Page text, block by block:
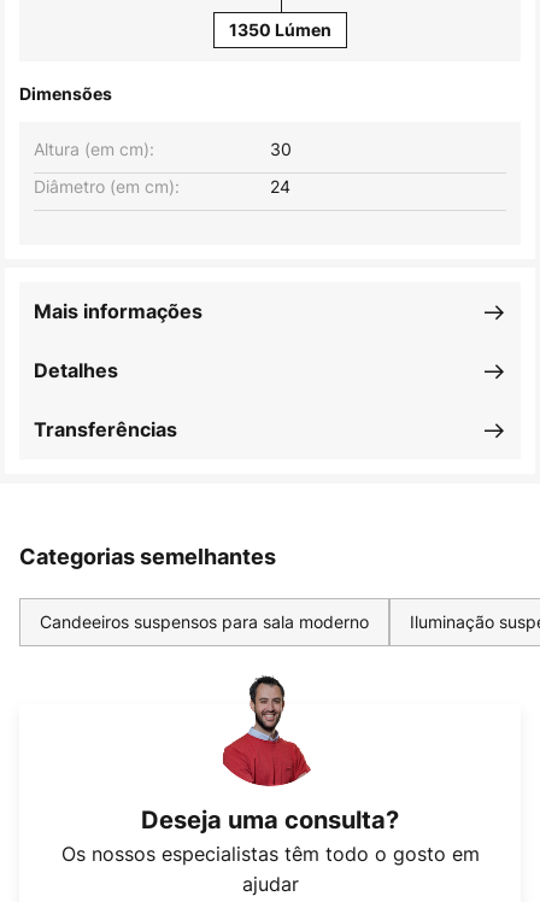
1350 Lúmen
Dimensões
Altura (em cm):
30
Diâmetro (em cm):
24
Detalhes
Mais informações
Transferências
Categorias semelhantes
Candeeiros suspensos para sala moderno Iluminação
Deseja uma consulta?
Os nossos especialistas têm todo o gosto em
ajudar